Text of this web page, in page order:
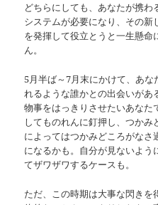
どちらにしても、あなたが携
システムが必要になり、その新
を発揮して役立とうと一生懸
ん。
5月半ば～7月末にかけて、あな
れるような誰かとの出会いがあ
物事をはっきりさせたいあなた
してものれんに釘押し、つか
によってはつかみどころがな
になるかも。自分が見ないよう
てザワザワするケースも。
ただ、この時期は大事な閃き